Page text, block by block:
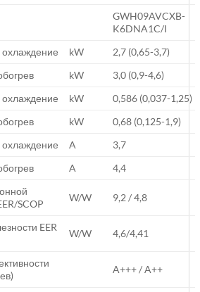
GWH09AVCXB-
K6DNA1C/I
охлаждение kW
2,7 (0,65-3,7)
kW 3,0 (0,9-4,6)
охлаждение kW
0,586 (0,037-1,25)
kW 0,68 (0,125-1,9)
охлаждение A
3,7
A
4,4
SCOP
W/W 9,2 / 4,8
EER
W/W 4,6/4,41
A+++ / A++